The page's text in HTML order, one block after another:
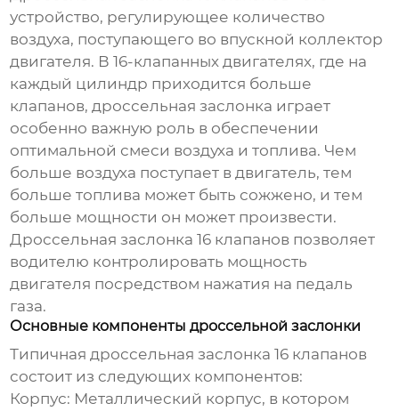
устройство, регулирующее количество
воздуха, поступающего во впускной коллектор
двигателя. В 16-клапанных двигателях, где на
каждый цилиндр приходится больше
клапанов, дроссельная заслонка играет
особенно важную роль в обеспечении
оптимальной смеси воздуха и топлива. Чем
больше воздуха поступает в двигатель, тем
больше топлива может быть сожжено, и тем
больше мощности он может произвести.
Дроссельная заслонка 16 клапанов позволяет
водителю контролировать мощность
двигателя посредством нажатия на педаль
газа.
Основные компоненты дроссельной заслонки
Типичнаядроссельная заслонка 16 клапанов
состоит из следующих компонентов:
Корпус: Металлический корпус, в котором